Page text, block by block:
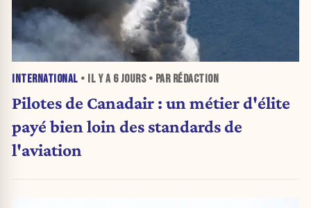
INTERNATIONAL • IL Y A 6 JOURS• PAR RÉDACTION
Pilotes de Canadair : un métier d'élite
payé bien loin des standards de
l'aviation